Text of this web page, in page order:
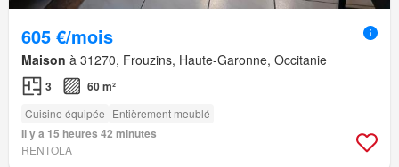
605 €/mois
Maison à 31270, Frouzins, Haute-Garonne, Occitanie
3 60 m²
Cuisine équipée Entièrement meublé
Il y a 15 heures 42 minutes
RENTOLA